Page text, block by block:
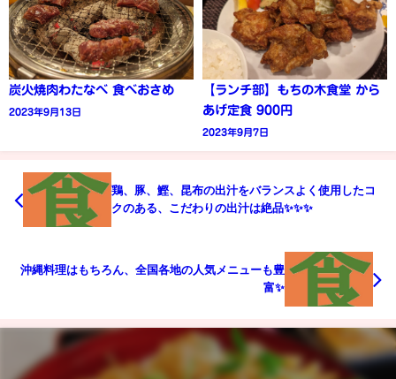
炭火焼肉わたなべ 食べおさめ
2023年9月13日
【ランチ部】もちの木食堂 から
あげ定食 900円
2023年9月7日
鶏、豚、鰹、昆布の出汁をバランスよく使用したコ
クのある、こだわりの出汁は絶品✨✨✨
沖縄料理はもちろん、全国各地の人気メニューも豊
富✨